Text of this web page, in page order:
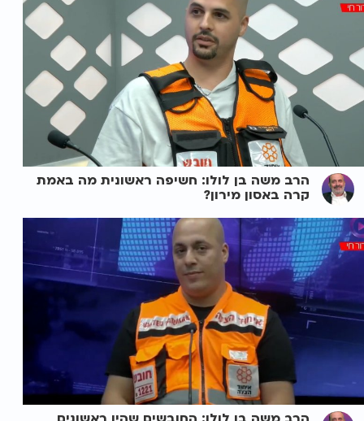
הרב משה בן לולו: חשיפה ראשונית מה באמת
קרה באסון מירון?